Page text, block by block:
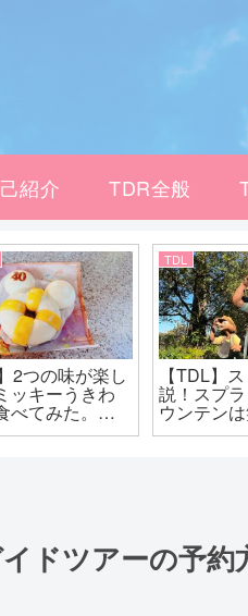
紹介 TDR全般
2つの味が楽し
ッキーうきわ
べてみた。可
年バージョン
TDL
【TDL】
説！スプ
ウンテン
目指す物語
ドツアーの予